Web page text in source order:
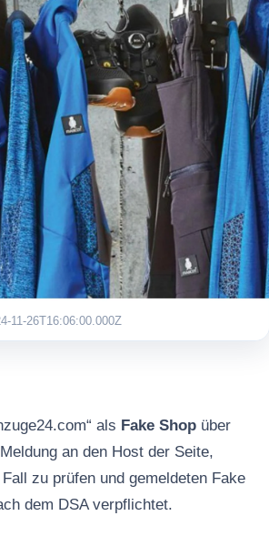
11-26T16:06:00.000Z
als Fake Shop über
an den Host der Seite,
zu prüfen und gemeldeten Fake
dem DSA verpflichtet.